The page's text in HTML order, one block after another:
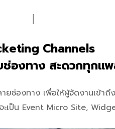
Channels
ช่องทาง สะดวกทุกแ
ยช่องทาง เพื่อให้ผู้จัดงานเข้า
ะเป็น Event Micro Site,